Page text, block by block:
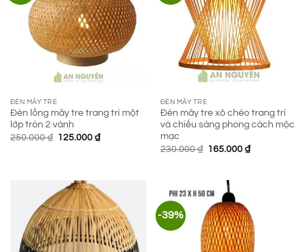
ĐÈN MÂY TRE
Đèn lồng mây tre trang trí một
lớp tròn 2 vành
250.000₫ Giá
125.000 ₫Giá
ĐÈN MÂY TRE
Đèn mây tre xô chéo trang trí
và chiếu sáng phong cách mộc
mạc
230.000₫ Giá
165.000 ₫Giá
-39%